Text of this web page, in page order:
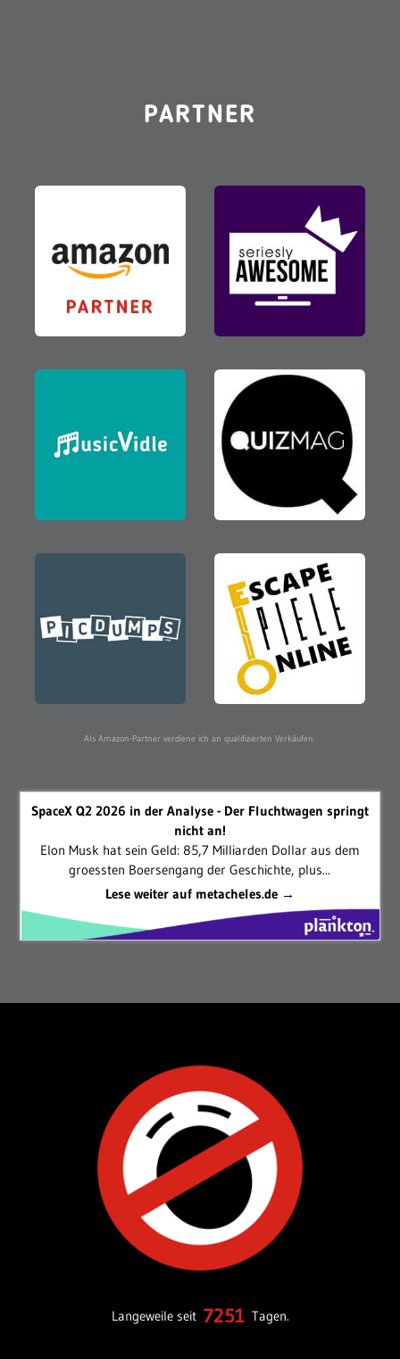
PARTNER
Als Amazon-Partner verdiene ich an qualifizierten Verkäufen.
SpaceX Q2 2026 in der Analyse - Der Fluchtwagen springt
nicht an!
Elon Musk hat sein Geld: 85,7 Milliarden Dollar aus dem
groessten Boersengang der Geschichte, plus...
Lese weiter auf metacheles.de →
Langeweile seit 7251 Tagen.